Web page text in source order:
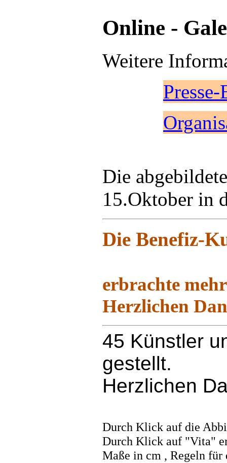
Online -
Weitere
Die
15.Oktober in
Die Benefiz-
erbrachte
Herzlichen
45 Künstler
gestellt.
Herzlichen
Durch Klick auf die
Durch Klick auf "Vita"
Maße in cm , Regeln für